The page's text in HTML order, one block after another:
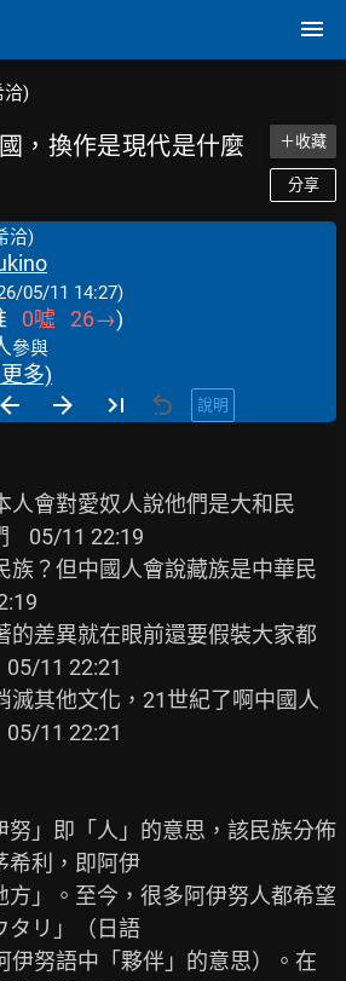
洽)
，換作是現代是什麼
＋收藏
分享
洽)
05/11 14:27)
0噓 26→)
參與
多)
說明
人會對愛奴人說他們是大和民
05/11 22:19
族？但中國人會說藏族是中華民
的差異就在眼前還要假裝大家都
05/11 22:21
滅其他文化，21世紀了啊中國人
05/11 22:21
努」即「人」的意思，該民族分佈
希利，即阿伊
方」。至今，很多阿伊努人都希望
タリ」（日語
伊努語中「夥伴」的意思）。在